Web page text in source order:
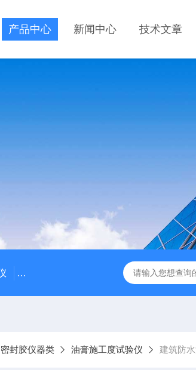
产品中心 新闻中心 技术文章
陶瓷砖真空吸水率测定仪 CLD型混
封胶仪器类 油膏施工度试验仪 建筑防